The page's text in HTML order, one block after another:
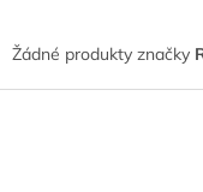
Žádné produkty značky